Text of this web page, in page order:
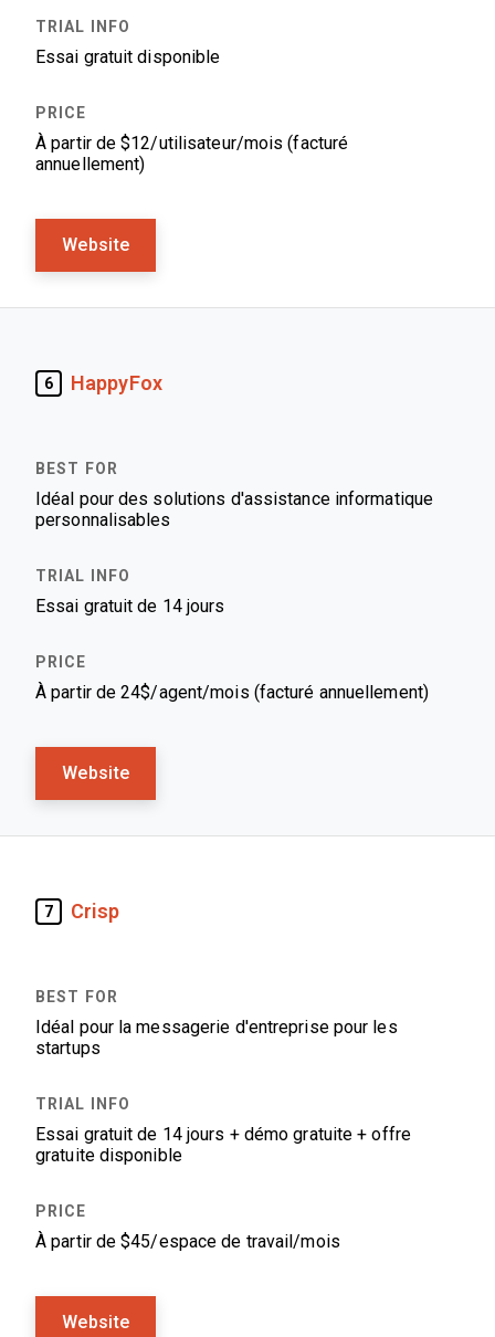
Essai gratuit disponible
À partir de $12/utilisateur/mois (facturé
annuellement)
Website
6 HappyFox
Idéal pour des solutions d'assistance informatique
personnalisables
Essai gratuit de 14 jours
À partir de 24$/agent/mois (facturé annuellement)
Website
7 Crisp
Idéal pour la messagerie d'entreprise pour les
startups
Essai gratuit de 14 jours + démo gratuite + offre
gratuite disponible
À partir de $45/espace de travail/mois
Website